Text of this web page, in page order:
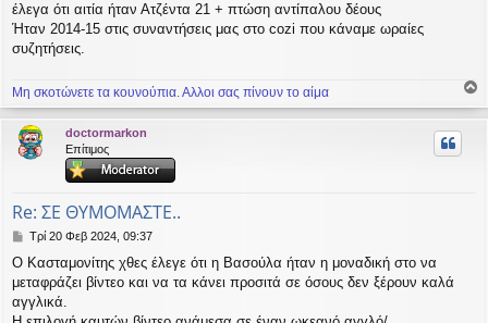
έλεγα ότι αιτία ήταν Ατζέντα 21 + πτώση αντίπαλου δέους
Ήταν 2014-15 στις συναντήσεις μας στο cozi που κάναμε ωραίες
συζητήσεις.
Μη σκοτώνετε τα κουνούπια. Αλλοι σας πίνουν το αίμα
ο
ρ
doctormarkon
Επίτιμος
Re: ΣΕ ΘΥΜΟΜΑΣΤΕ..
Δ
μ
ο
σ
Τρί 20 Φεβ 2024, 09:37
Ο Κασταμονίτης χθες έλεγε ότι η Βασούλα ήταν η μοναδική στο να
μεταφράζει βίντεο και να τα κάνει προσιτά σε όσους δεν ξέρουν καλά
αγγλικά.